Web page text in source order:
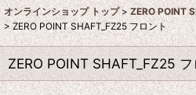
オンラインショップ トップ > ZERO POINT
> ZERO POINT SHAFT_FZ25 フロント
ZERO POINT SHAFT_FZ25 フ